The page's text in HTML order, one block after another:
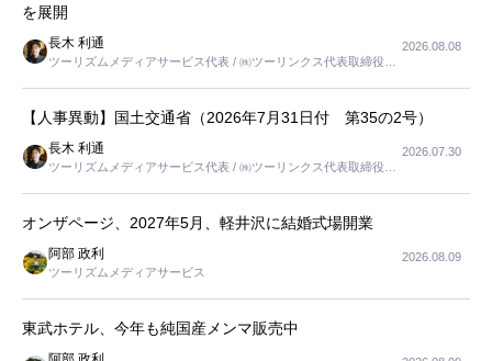
を展開
長木 利通
ツーリズムメディアサービス代表 / ㈱ツーリンクス代表取締役社
2026.08.08
【人事異動】国土交通省（2026年7月31日付 第35の2号）
長木 利通
ツーリズムメディアサービス代表 / ㈱ツーリンクス代表取締役社
2026.07.30
オンザページ、2027年5月、軽井沢に結婚式場開業
阿部 政利
ツーリズムメディアサービス
2026.08.09
東武ホテル、今年も純国産メンマ販売中